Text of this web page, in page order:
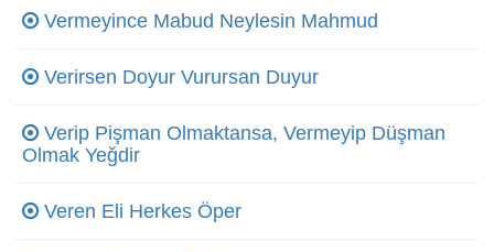
Vermeyince Mabud Neylesin Mahmud
Verirsen Doyur Vurursan Duyur
Verip Pişman Olmaktansa, Vermeyip Düşman
Olmak Yeğdir
Veren Eli Herkes Öper